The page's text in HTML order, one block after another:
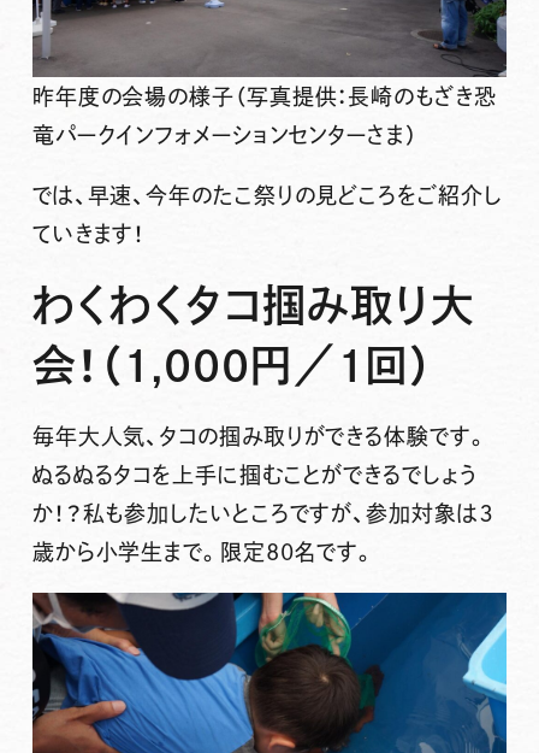
昨年度の会場の様子（写真提供：長崎のもざき恐
竜パークインフォメーションセンターさま）
では、早速、今年のたこ祭りの見どころをご紹介し
ていきます！
わくわくタコ掴み取り大
会！（1,000円／1回）
毎年大人気、タコの掴み取りができる体験です。
ぬるぬるタコを上手に掴むことができるでしょう
か！？私も参加したいところですが、参加対象は３
歳から小学生まで。 限定80名です。